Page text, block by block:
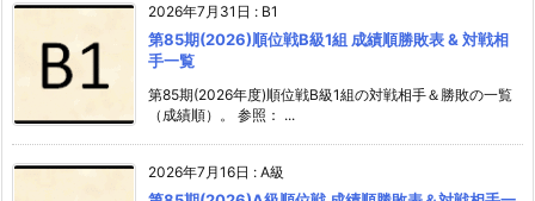
2026年7月31日 : B1
第85期(2026)順位戦B級1組 成績順勝敗表 & 対戦相
手一覧
第85期(2026年度)順位戦B級1組の対戦相手＆勝敗の一覧
（成績順）。 参照： ...
2026年7月16日 : A級